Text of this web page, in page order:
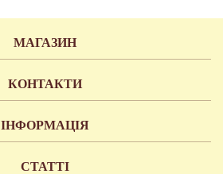
МАГАЗИН
КОНТАКТИ
ІНФОРМАЦІЯ
СТАТТІ